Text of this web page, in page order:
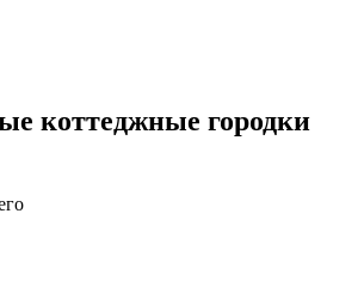
коттеджные городки